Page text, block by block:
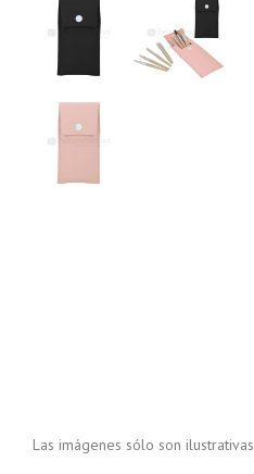
Las imágenes sólo son ilustrativas